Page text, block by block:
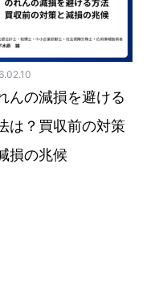
んの減損を避ける
は？買収前の対策
損の兆候